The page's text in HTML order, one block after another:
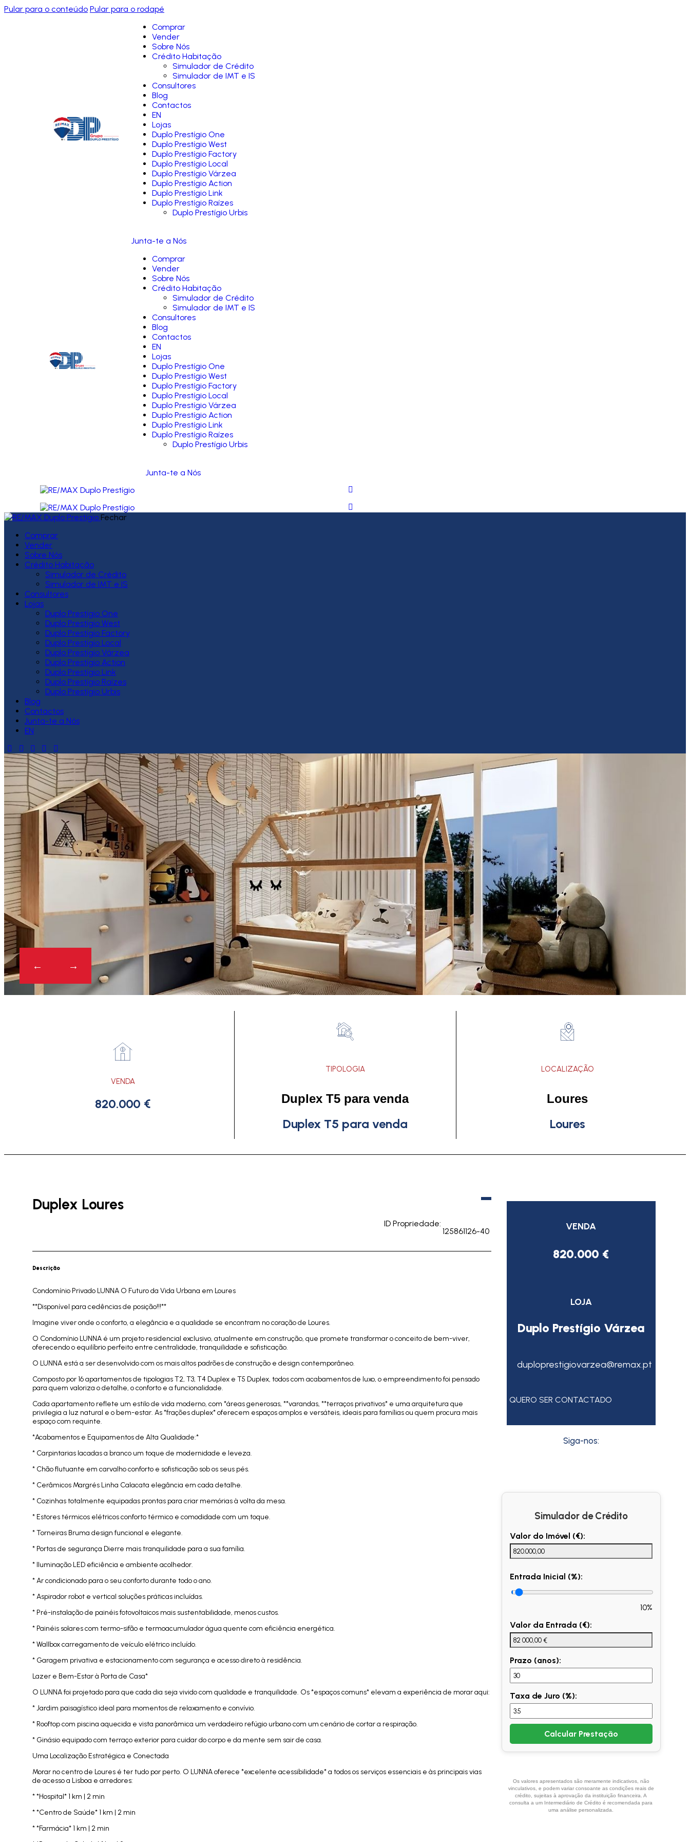
Pular para o conteúdo Pular para o rodapé
Comprar
Vender
Sobre Nós
Crédito Habitação
Simulador de Crédito
Simulador de IMT e IS
Consultores
Blog
Contactos
EN
Lojas
Duplo Prestígio One
Duplo Prestígio West
Duplo Prestígio Factory
Duplo Prestígio Local
Duplo Prestígio Várzea
Duplo Prestígio Action
Duplo Prestígio Link
Duplo Prestígio Raízes
Duplo Prestígio Urbis
Junta-te a Nós
Comprar
Vender
Sobre Nós
Crédito Habitação
Simulador de Crédito
Simulador de IMT e IS
Consultores
Blog
Contactos
EN
Lojas
Duplo Prestígio One
Duplo Prestígio West
Duplo Prestígio Factory
Duplo Prestígio Local
Duplo Prestígio Várzea
Duplo Prestígio Action
Duplo Prestígio Link
Duplo Prestígio Raízes
Duplo Prestígio Urbis
Junta-te a Nós
Fechar
Comprar
Vender
Sobre Nós
Crédito Habitação
Simulador de Crédito
Simulador de IMT e IS
Consultores
Lojas
Duplo Prestígio One
Duplo Prestígio West
Duplo Prestígio Factory
Duplo Prestígio Local
Duplo Prestígio Várzea
Duplo Prestígio Action
Duplo Prestígio Link
Duplo Prestígio Raízes
Duplo Prestígio Urbis
Blog
Contactos
Junta-te a Nós
EN
VENDA
820.000 €
TIPOLOGIA
Duplex T5 para venda
Duplex T5 para venda
LOCALIZAÇÃO
Loures
Loures
Duplex Loures
ID Propriedade:
125861126-40
Descrição
Condomínio Privado LUNNA O Futuro da Vida Urbana em Loures
**Disponível para cedências de posição!!!**
Imagine viver onde o conforto, a elegância e a qualidade se encontram no coração de Loures.
O Condomínio LUNNA é um projeto residencial exclusivo, atualmente em construção, que promete transformar o conceito de bem-viver,
oferecendo o equilíbrio perfeito entre centralidade, tranquilidade e sofisticação.
O LUNNA está a ser desenvolvido com os mais altos padrões de construção e design contemporâneo.
Composto por 16 apartamentos de tipologias T2, T3, T4 Duplex e T5 Duplex, todos com acabamentos de luxo, o empreendimento foi pensado
para quem valoriza o detalhe, o conforto e a funcionalidade.
Cada apartamento reflete um estilo de vida moderno, com *áreas generosas, **varandas, **terraços privativos* e uma arquitetura que
privilegia a luz natural e o bem-estar. As *frações duplex* oferecem espaços amplos e versáteis, ideais para famílias ou quem procura mais
espaço com requinte.
*Acabamentos e Equipamentos de Alta Qualidade:*
* Carpintarias lacadas a branco um toque de modernidade e leveza.
* Chão flutuante em carvalho conforto e sofisticação sob os seus pés.
* Cerâmicos Margrés Linha Calacata elegância em cada detalhe.
* Cozinhas totalmente equipadas prontas para criar memórias à volta da mesa.
* Estores térmicos elétricos conforto térmico e comodidade com um toque.
* Torneiras Bruma design funcional e elegante.
* Portas de segurança Dierre mais tranquilidade para a sua família.
* Iluminação LED eficiência e ambiente acolhedor.
* Ar condicionado para o seu conforto durante todo o ano.
* Aspirador robot e vertical soluções práticas incluídas.
* Pré-instalação de painéis fotovoltaicos mais sustentabilidade, menos custos.
* Painéis solares com termo-sifão e termoacumulador água quente com eficiência energética.
* Wallbox carregamento de veículo elétrico incluído.
* Garagem privativa e estacionamento com segurança e acesso direto à residência.
Lazer e Bem-Estar à Porta de Casa*
O LUNNA foi projetado para que cada dia seja vivido com qualidade e tranquilidade. Os *espaços comuns* elevam a experiência de morar aqui:
* Jardim paisagístico ideal para momentos de relaxamento e convívio.
* Rooftop com piscina aquecida e vista panorâmica um verdadeiro refúgio urbano com um cenário de cortar a respiração.
* Ginásio equipado com terraço exterior para cuidar do corpo e da mente sem sair de casa.
Uma Localização Estratégica e Conectada
Morar no centro de Loures é ter tudo por perto. O LUNNA oferece *excelente acessibilidade* a todos os serviços essenciais e às principais vias
de acesso a Lisboa e arredores:
* *Hospital* 1 km | 2 min
* *Centro de Saúde* 1 km | 2 min
* *Farmácia* 1 km | 2 min
VENDA
820.000 €
LOJA
Duplo Prestígio Várzea
duploprestigiovarzea@remax.pt
QUERO SER CONTACTADO
Siga-nos:
Simulador de Crédito
Valor do Imóvel (€):
Entrada Inicial (%):
10%
Valor da Entrada (€):
Prazo (anos):
Taxa de Juro (%):
Calcular Prestação
Os valores apresentados são meramente indicativos, não
vinculativos, e podem variar consoante as condições reais de
crédito, sujeitas à aprovação da instituição financeira. A
consulta a um Intermediário de Crédito é recomendada para
uma análise personalizada.